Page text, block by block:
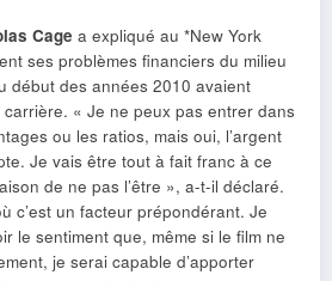
Cage a expliqué au *New York
ses problèmes financiers du milieu
début des années 2010 avaient
« Je ne peux pas entrer dans
ou les ratios, mais oui, l’argent
Je vais être tout à fait franc à ce
de ne pas l’être », a-t-il déclaré.
c’est un facteur prépondérant. Je
le sentiment que, même si le film ne
je serai capable d’apporter